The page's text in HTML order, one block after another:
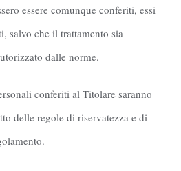
essere comunque conferiti, essi
salvo che il trattamento sia
dalle norme.
conferiti al Titolare saranno
delle regole di riservatezza e di